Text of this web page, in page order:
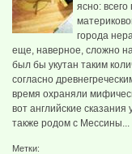
ясно:
города
еще, наверное, сложно
был бы укутан таким
согласно
время охраняли
вот английские
также родом с Мессины...
Метки: